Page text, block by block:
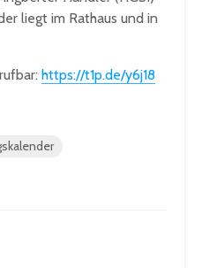
liegt im Rathaus und in
https://t1p.de/y6j18